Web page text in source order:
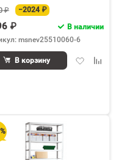
₽ −2024 ₽
₽
В наличии
msnev25510060-6
Добавить
В корзину